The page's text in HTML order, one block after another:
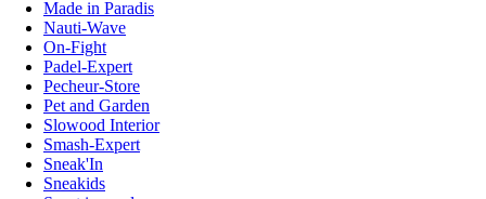
Made in Paradis
Nauti-Wave
On-Fight
Padel-Expert
Pecheur-Store
Pet and Garden
Slowood Interior
Smash-Expert
Sneak'In
Sneakids